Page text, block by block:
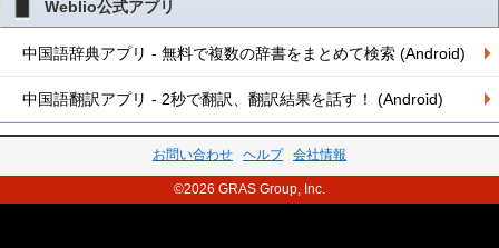
Weblio公式アプリ
中国語辞典アプリ - 無料で複数の辞書をまとめて検索 (Android)
中国語翻訳アプリ - 2秒で翻訳、翻訳結果を話す！ (Android)
お問い合わせ ヘルプ 会社情報
©2026 GRAS Group, Inc.